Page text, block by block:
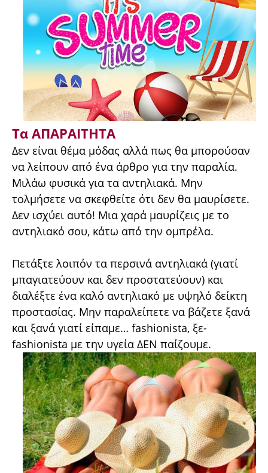
Τα ΑΠΑΡΑΙΤΗΤΑ
Δεν είναι θέμα μόδας αλλά πως θα μπορούσαν
να λείπουν από ένα άρθρο για την παραλία.
Μιλάω φυσικά για τα αντηλιακά. Μην
τολμήσετε να σκεφθείτε ότι δεν θα μαυρίσετε.
Δεν ισχύει αυτό! Μια χαρά μαυρίζεις με το
αντηλιακό σου, κάτω από την ομπρέλα.
Πετάξτε λοιπόν τα περσινά αντηλιακά (γιατί
μπαγιατεύουν και δεν προστατεύουν) και
διαλέξτε ένα καλό αντηλιακό με υψηλό δείκτη
προστασίας. Μην παραλείπετε να βάζετε ξανά
και ξανά γιατί είπαμε… fashionista, ξε-
fashionista με την υγεία ΔΕΝ παίζουμε.